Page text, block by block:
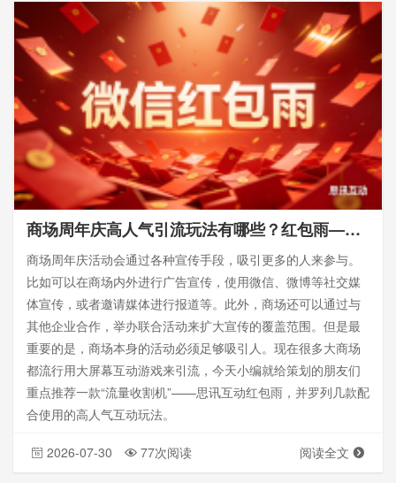
商场周年庆高人气引流玩法有哪些？红包雨——思讯互动
商场周年庆活动会通过各种宣传手段，吸引更多的人来参与。
比如可以在商场内外进行广告宣传，使用微信、微博等社交媒
体宣传，或者邀请媒体进行报道等。此外，商场还可以通过与
其他企业合作，举办联合活动来扩大宣传的覆盖范围。但是最
重要的是，商场本身的活动必须足够吸引人。现在很多大商场
都流行用大屏幕互动游戏来引流，今天小编就给策划的朋友们
重点推荐一款“流量收割机”——思讯互动红包雨，并罗列几款配
合使用的高人气互动玩法。
2026-07-30 77次阅读 阅读全文